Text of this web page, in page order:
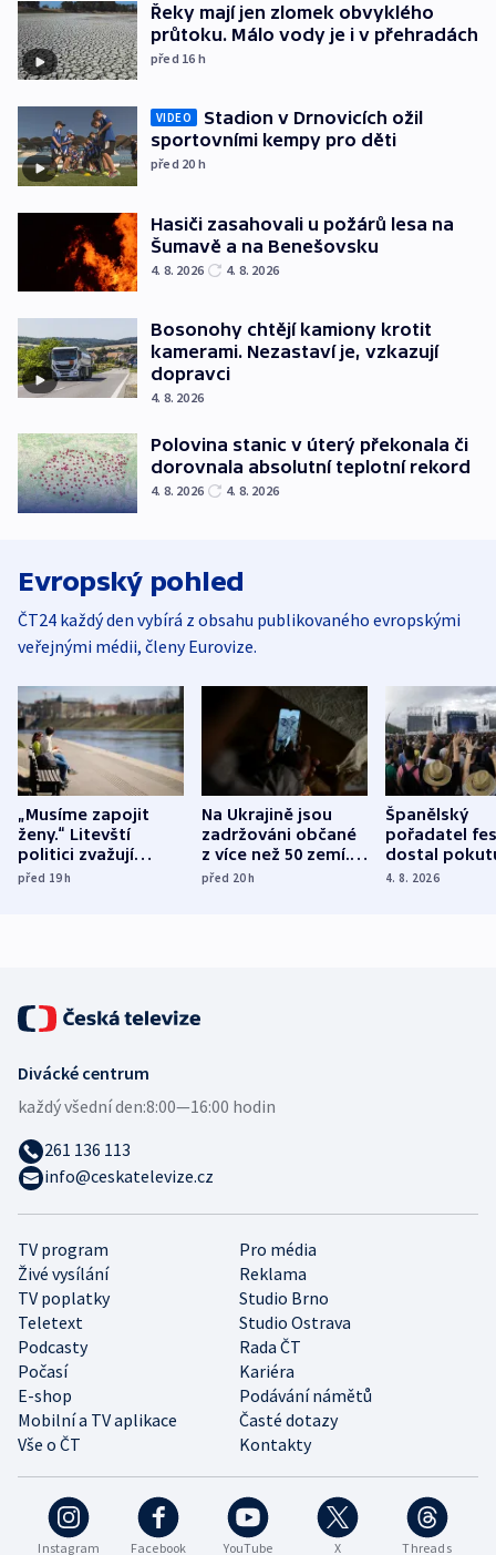
Řeky mají jen zlomek obvyklého
průtoku. Málo vody je i v přehradách
před 16 h
VIDEO
Stadion v Drnovicích ožil
sportovními kempy pro děti
před 20 h
Hasiči zasahovali u požárů lesa na
Šumavě a na Benešovsku
4. 8. 2026 4. 8. 2026
Bosonohy chtějí kamiony krotit
kamerami. Nezastaví je, vzkazují
dopravci
4. 8. 2026
Polovina stanic v úterý překonala či
dorovnala absolutní teplotní rekord
4. 8. 2026 4. 8. 2026
Evropský pohled
ČT24 každý den vybírá z obsahu publikovaného evropskými
veřejnými médii, členy Eurovize.
„Musíme zapojit
ženy.“ Litevští
politici zvažují
dohodu o
před 19h
Na Ukrajině jsou
zadržováni občané
z více než 50 zemí.
Bojovali na straně
před 20h
Španělský
pořadatel
dostal
nekalé
4. 8. 2026
Instagram Facebook YouTube X Threads
TV program
Pro média
Živé vysílání
Reklama
TV poplatky
Studio Brno
Teletext
Studio Ostrava
Podcasty
Rada ČT
Počasí
Kariéra
E-shop
Podávání námětů
Mobilní a TV aplikace
Časté dotazy
Vše o ČT
Kontakty
Divácké centrum
každý všední den:8:00—16:00 hodin
261 136 113
info@ceskatelevize.cz